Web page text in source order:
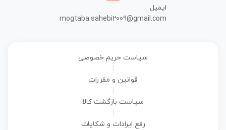
ایمیل
mogtaba.sahebi2009@gmail.com
سیاست حریم خصوصی
قوانین و مقررات
سیاست بازگشت کالا
رفع ایرادات و شکایات